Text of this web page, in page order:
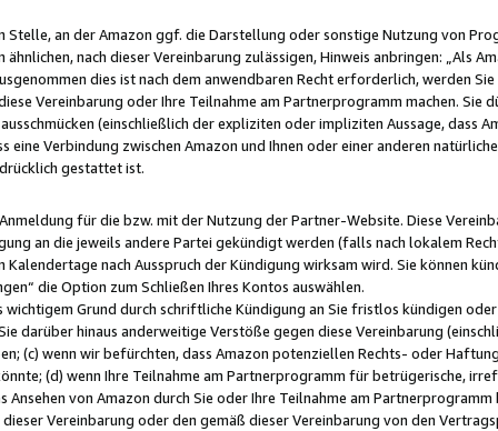
Stelle, an der Amazon ggf. die Darstellung oder sonstige Nutzung von
nach dieser Vereinbarung zulässigen, Hinweis anbringen: „Als
dies ist nach dem anwendbaren Recht erforderlich, werden
Vereinbarung oder Ihre Teilnahme am Partnerprogramm machen. Sie
(einschließlich der expliziten oder impliziten Aussage, dass
eine Verbindung zwischen Amazon und Ihnen oder einer anderen
gestattet ist.
für die bzw. mit der Nutzung der Partner-Website. Diese
an die jeweils andere Partei gekündigt werden (falls nach lokalem
nach Ausspruch der Kündigung wirksam wird. Sie können
die Option zum Schließen Ihres Kontos auswählen.
Grund durch schriftliche Kündigung an Sie fristlos kündigen
darüber hinaus anderweitige Verstöße gegen diese Vereinbarung
(c) wenn wir befürchten, dass Amazon potenziellen Rechts- oder
(d) wenn Ihre Teilnahme am Partnerprogramm für betrügerische,
Ansehen von Amazon durch Sie oder Ihre Teilnahme am
dieser Vereinbarung oder den gemäß dieser Vereinbarung von den